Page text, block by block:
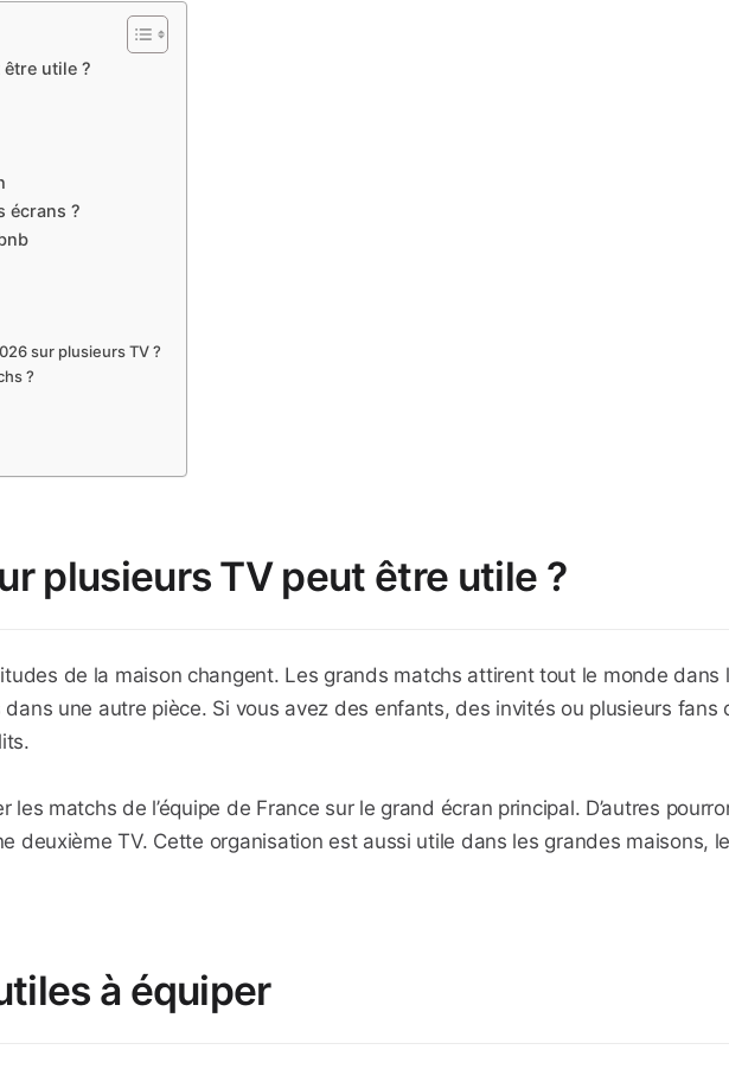
utile ?
écrans ?
sur plusieurs TV ?
?
plusieurs TV peut être utile ?
de la maison changent. Les grands matchs attirent tout le monde dans
une autre pièce. Si vous avez des enfants, des invités ou plusieurs
matchs de l’équipe de France sur le grand écran principal. D’autres
deuxième TV. Cette organisation est aussi utile dans les grandes maisons,
à équiper